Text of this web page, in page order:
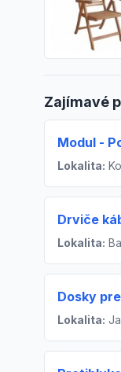
Zajímavé
Modul -
Lokalita:
Drviče
Lokalita:
Dosky
Lokalita: